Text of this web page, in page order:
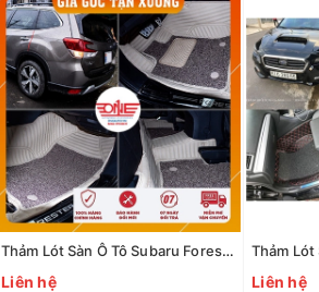
Thảm Lót Sàn Ô Tô Subaru Forester 2019 - 2020
Liên hệ
Thảm Lót
Liên hệ